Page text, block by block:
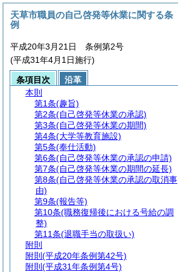
天草市職員の自己啓発等休業に関する条
例
平成20年3月21日 条例第2号
(平成31年4月1日施行)
条項目次
沿革
本則
第1条(趣旨)
第2条(自己啓発等休業の承認)
第3条(自己啓発等休業の期間)
第4条(大学等教育施設)
第5条(奉仕活動)
第6条(自己啓発等休業の承認の申請)
第7条(自己啓発等休業の期間の延長)
第8条(自己啓発等休業の承認の取消事
由)
第9条(報告等)
第10条(職務復帰後における号給の調
整)
第11条(退職手当の取扱い)
附則
附則 (平成20年条例第42号)
附則 (平成31年条例第4号)